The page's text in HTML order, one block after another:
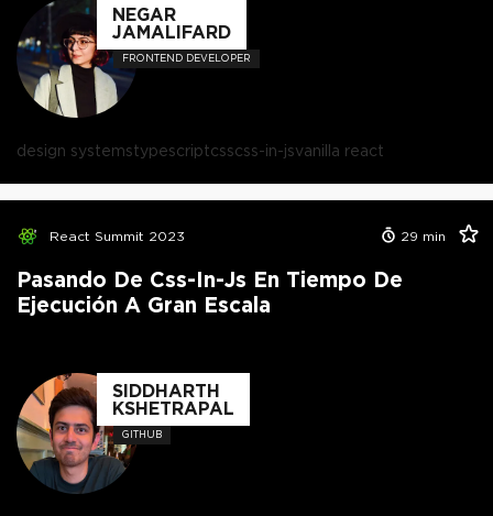
NEGAR
JAMALIFARD
FRONTEND DEVELOPER
design systemstypescriptcsscss-in-jsvanilla react
React Summit 2023 29 min
Pasando De Css-In-Js En Tiempo De
Ejecución A Gran Escala
SIDDHARTH
KSHETRAPAL
GITHUB